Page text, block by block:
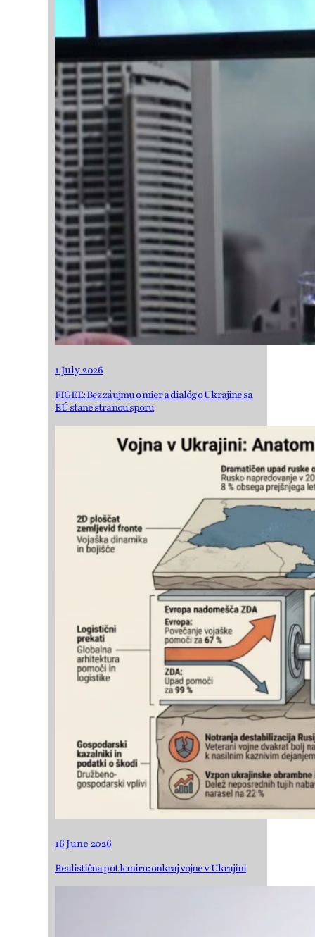
1 July 2026
FIGEĽ: Bez záujmu o mier a dialóg o Ukrajine sa
EÚ stane stranou sporu
16 June 2026
Realistična pot k miru: onkraj vojne v Ukrajini